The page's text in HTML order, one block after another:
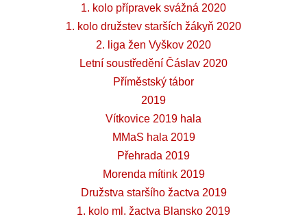
1. kolo přípravek svážná 2020
1. kolo družstev starších žákyň 2020
2. liga žen Vyškov 2020
Letní soustředění Čáslav 2020
Příměstský tábor
2019
Vítkovice 2019 hala
MMaS hala 2019
Přehrada 2019
Morenda mítink 2019
Družstva staršího žactva 2019
1. kolo ml. žactva Blansko 2019